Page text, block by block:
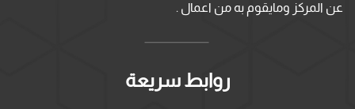
عن المركز ومايقوم به من اعمال .
روابط سريعة